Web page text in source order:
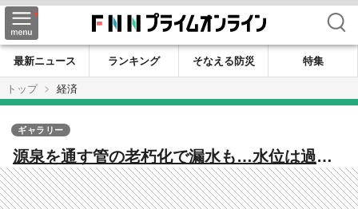
検索
最新ニュース ランキング そなえる防災
特集
トップ
経済
源泉を通す管の老朽化で漏水も…水位は過去
最低に 配湯管の修理急ぐ一方 深夜の利用など
制限 嬉野温泉に“異変”
ギャラリー